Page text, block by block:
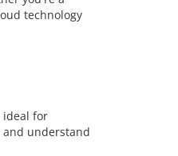
technology
ideal for
and understand